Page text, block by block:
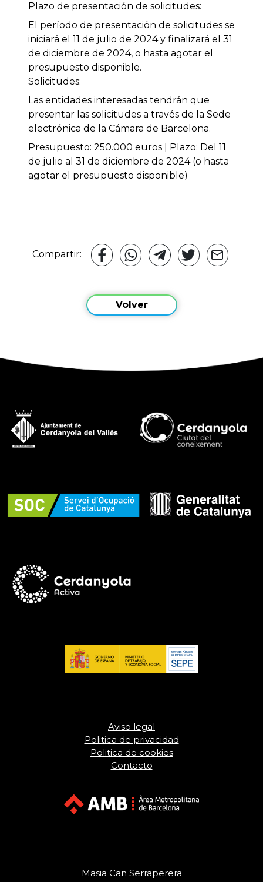
Plazo de presentación de solicitudes:
El período de presentación de solicitudes se
iniciará el 11 de julio de 2024 y finalizará el 31
de diciembre de 2024, o hasta agotar el
presupuesto disponible.
Solicitudes:
Las entidades interesadas tendrán que
presentar las solicitudes a través de la Sede
electrónica de la Cámara de Barcelona.
Presupuesto: 250.000 euros | Plazo: Del 11
de julio al 31 de diciembre de 2024 (o hasta
agotar el presupuesto disponible)
Compartir:
Volver
Aviso legal
Politica de privacidad
Politica de cookies
Contacto
Masia Can Serraperera